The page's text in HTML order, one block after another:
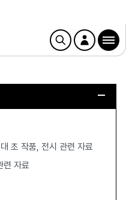
초 작품, 전시 관련 자료
련 자료